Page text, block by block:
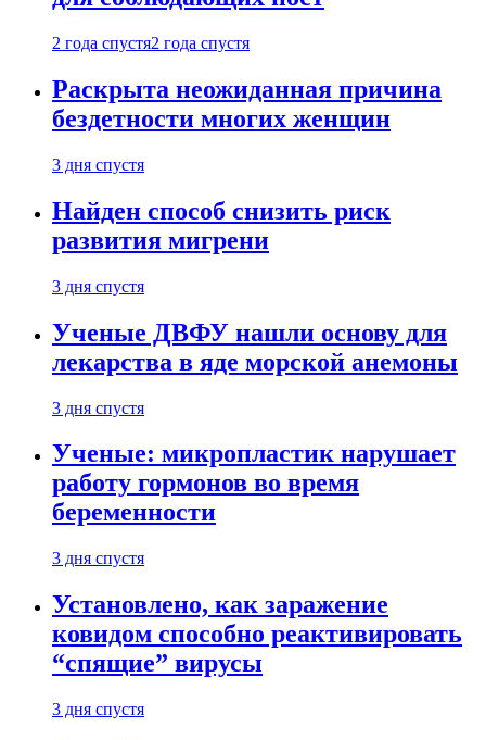
2 года спустя2 года спустя
Раскрыта неожиданная причина
бездетности многих женщин
3 дня спустя
Найден способ снизить риск
развития мигрени
3 дня спустя
Ученые ДВФУ нашли основу для
лекарства в яде морской анемоны
3 дня спустя
Ученые: микропластик нарушает
работу гормонов во время
беременности
3 дня спустя
Установлено, как заражение
ковидом способно реактивировать
“спящие” вирусы
3 дня спустя